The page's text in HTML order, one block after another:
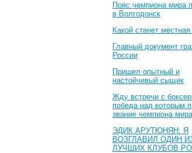
Пояс чемпиона мира
в Волгодонск
Какой станет
Главный документ
России
Пришел опытный и
настойчивый сыщик
Жду встречи с
победа над которым
звание чемпиона мира
ЭДИК АРУТЮНЯН: Я
ВОЗГЛАВИЛ ОДИН
ЛУЧШИХ КЛУБОВ